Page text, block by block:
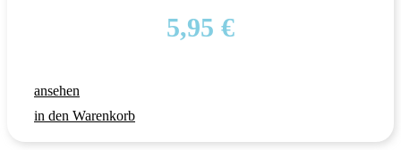
5,95 €
ansehen
in den Warenkorb